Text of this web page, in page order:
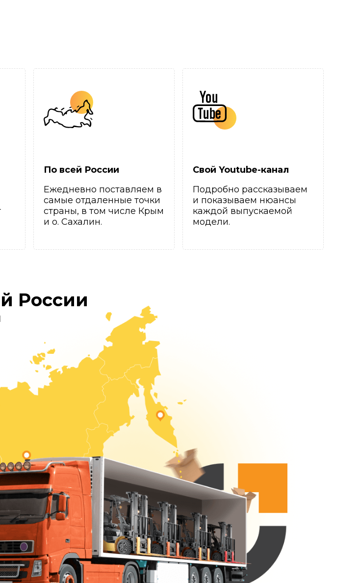
По всей России
Ежедневно поставляем в
самые отдаленные точки
страны, в том числе Крым
и о. Сахалин.
Свой Youtube-канал
Подробно рассказываем
и показываем нюансы
каждой выпускаемой
модели.
России